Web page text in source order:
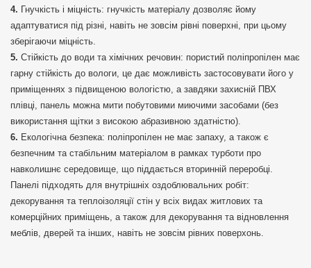
Гнучкість і міцність: гнучкість матеріалу дозволяє йому
адаптуватися під різні, навіть не зовсім рівні поверхні, при цьому
зберігаючи міцність.
Стійкість до води та хімічних речовин: пористий поліпропілен має
гарну стійкість до вологи, це дає можливість застосовувати його у
приміщеннях з підвищеною вологістю, а завдяки захисній ПВХ
плівці, панель можна мити побутовими миючими засобами (без
використання щітки з високою абразивною здатністю).
Екологічна безпека: поліпропілен не має запаху, а також є
безпечним та стабільним матеріалом в рамках турботи про
навколишнє середовище, що піддається вторинній переробці.
Панелі підходять для внутрішніх оздоблювальних робіт:
декорування та теплоізоляції стін у всіх видах житлових та
комерційних приміщень, а також для декорування та відновлення
меблів, дверей та інших, навіть не зовсім рівних поверхонь.